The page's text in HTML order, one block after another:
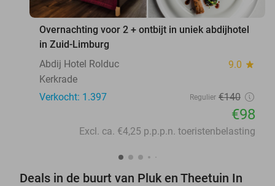
Overnachting voor 2 + ontbijt in uniek abdijhotel
in Zuid-Limburg
Abdij Hotel Rolduc
9.0 star
Kerkrade
Verkocht: 1.397
Regulier €140
€98
Excl. ca. €4,25 p.p.p.n. toeristenbelasting
Deals in de buurt van Pluk en Theetuin In